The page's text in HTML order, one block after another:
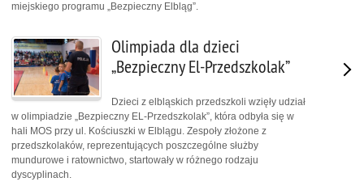
miejskiego programu „Bezpieczny Elbląg”.
Olimpiada dla dzieci
„Bezpieczny El-Przedszkolak”
Dzieci z elbląskich przedszkoli wzięły udział
w olimpiadzie „Bezpieczny EL-Przedszkolak”, która odbyła się w
hali MOS przy ul. Kościuszki w Elblągu. Zespoły złożone z
przedszkolaków, reprezentujących poszczególne służby
mundurowe i ratownictwo, startowały w różnego rodzaju
dyscyplinach.